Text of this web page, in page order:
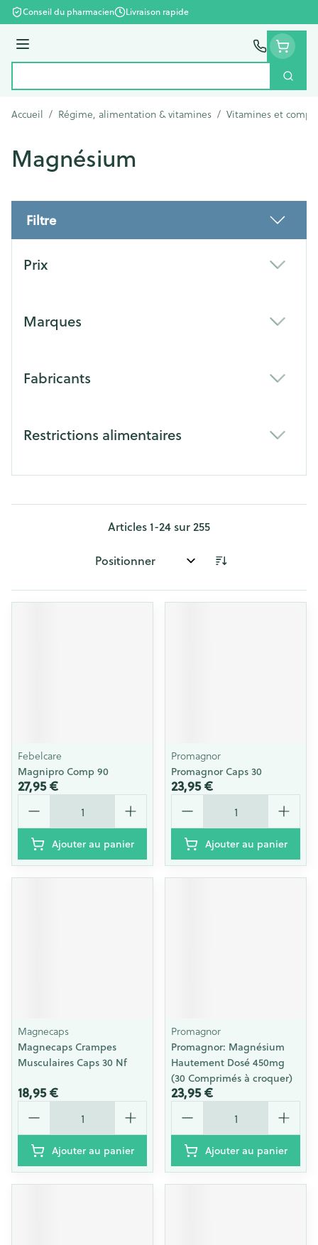
Aller au contenu
Conseil du pharmacien Livraison rapide
Menu
Accueil / Régime, alimentation & vitamines / Vitamines et
Magnésium
Filtre
Prix
Marques
Fabricants
Restrictions alimentaires
Articles1-24sur255
Trier par:
Febelcare
Magnipro Comp 90
27,95 €
Quantité
Ajouter au panier
Promagnor
Promagnor Caps 30
23,95 €
Quantité
Ajouter au panier
Magnecaps
Magnecaps Crampes
Musculaires Caps 30 Nf
18,95 €
Quantité
Ajouter au panier
Promagnor
Promagnor: Magnésium
Hautement Dosé 450mg
(30 Comprimés à croquer)
23,95 €
Quantité
Ajouter au panier